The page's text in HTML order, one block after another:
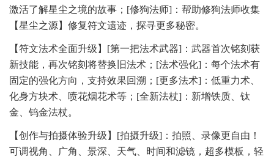
激活了解星尘之境的故事；[修狗法师]：帮助修狗法师收集
【星尘之源】修复符文遗迹，探寻更多秘密。
【符文法术全面升级】[第一把法术武器]：武器首次铭刻获
新技能，再次铭刻将替换旧法术；[法术强化]：每个法术有
固定的强化方向，支持效果回溯；[更多法术]：低重力术、
化身方块术、喷花烟花术等；[全新法杖]：新增铁质、钛
金、钨金法杖。
【创作与拍摄体验升级】[拍摄升级]：拍照、录像更自由！
可调视角、广角、景深、天气、时间和滤镜，超多模板，轻